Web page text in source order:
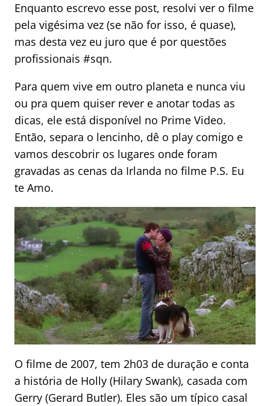
Enquanto escrevo esse post, resolvi ver o filme
pela vigésima vez (se não for isso, é quase),
mas desta vez eu juro que é por questões
profissionais #sqn.
Para quem vive em outro planeta e nunca viu
ou pra quem quiser rever e anotar todas as
dicas, ele está disponível no Prime Video.
Então, separa o lencinho, dê o play comigo e
vamos descobrir os lugares onde foram
gravadas as cenas da Irlanda no filme P.S. Eu
te Amo.
O filme de 2007, tem 2h03 de duração e conta
a história de Holly (Hilary Swank), casada com
Gerry (Gerard Butler). Eles são um típico casal